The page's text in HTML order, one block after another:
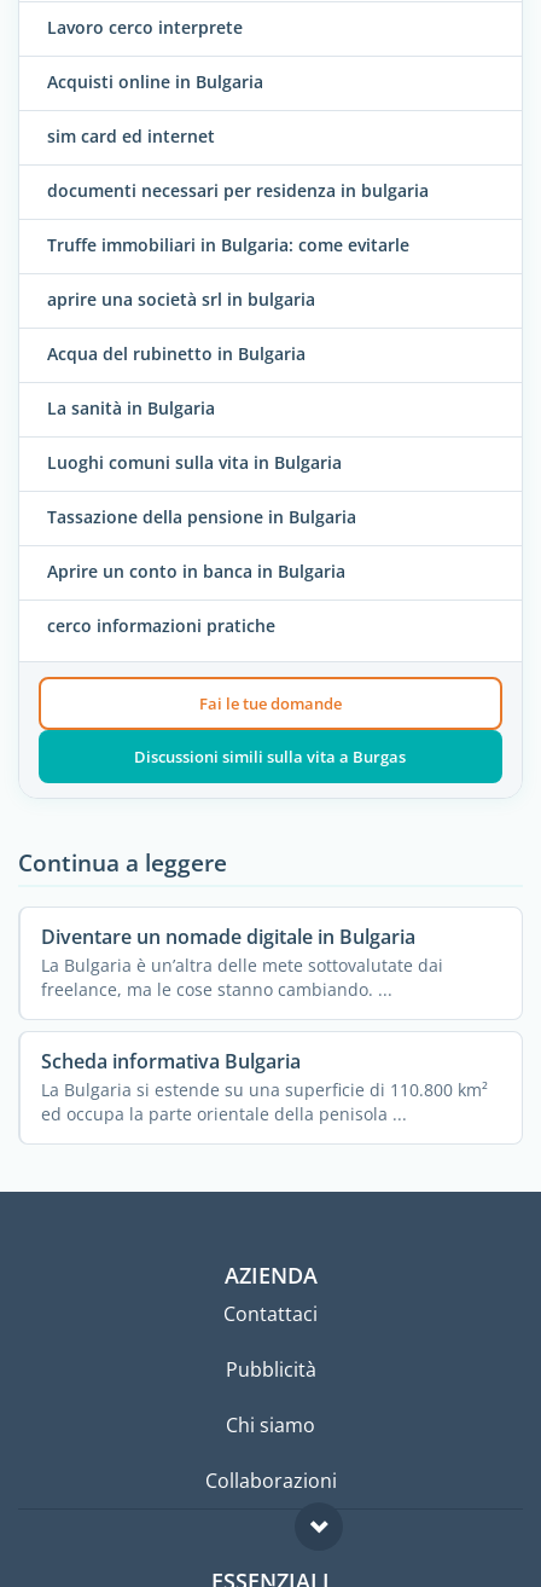
Lavoro cerco interprete
Acquisti online in Bulgaria
sim card ed internet
documenti necessari per residenza in bulgaria
Truffe immobiliari in Bulgaria: come evitarle
aprire una società srl in bulgaria
Acqua del rubinetto in Bulgaria
La sanità in Bulgaria
Luoghi comuni sulla vita in Bulgaria
Tassazione della pensione in Bulgaria
Aprire un conto in banca in Bulgaria
cerco informazioni pratiche
Fai le tue domande
Discussioni simili sulla vita a Burgas
Continua a leggere
Diventare un nomade digitale in Bulgaria
La Bulgaria è un’altra delle mete sottovalutate dai
freelance, ma le cose stanno cambiando. ...
Scheda informativa Bulgaria
La Bulgaria si estende su una superficie di 110.800 km²
ed occupa la parte orientale della penisola ...
AZIENDA
Contattaci
Pubblicità
Chi siamo
Collaborazioni
ESSENZIALI